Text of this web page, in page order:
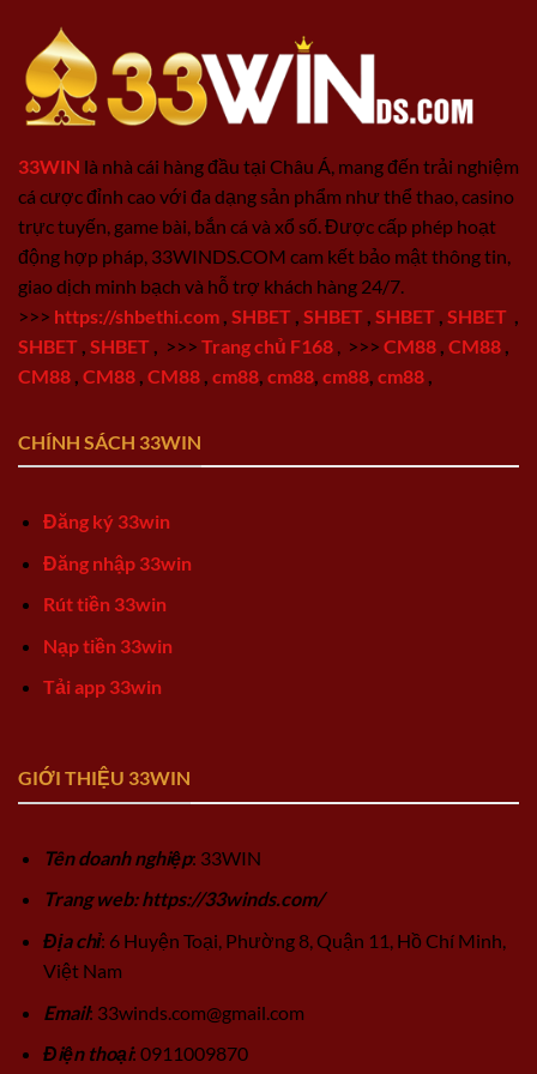
33WIN là nhà cái hàng đầu tại Châu Á, mang đến trải nghiệm
cá cược đỉnh cao với đa dạng sản phẩm như thể thao, casino
trực tuyến, game bài, bắn cá và xổ số. Được cấp phép hoạt
động hợp pháp, 33WINDS.COM cam kết bảo mật thông tin,
giao dịch minh bạch và hỗ trợ khách hàng 24/7.
>>> https://shbethi.com SHBET SHBET SHBET SHBET
SHBET SHBET >>> Trang chủ F168 >>> CM88 CM88
CM88 CM88 CM88 cm88 cm88 cm88 cm88
CHÍNH SÁCH 33WIN
Đăng ký 33win
Đăng nhập 33win
Rút tiền 33win
Nạp tiền 33win
Tải app 33win
GIỚI THIỆU 33WIN
Tên doanh nghiệp: 33WIN
Trang web: https://33winds.com/
Địa chỉ: 6 Huyện Toại, Phường 8, Quận 11, Hồ Chí Minh,
Việt Nam
Email: 33winds.com@gmail.com
Điện thoại: 0911009870